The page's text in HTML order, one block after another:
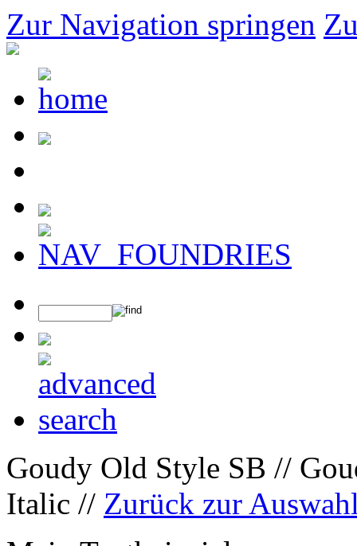
Zur Navigation springen
Goudy Old Style SB //
Italic // Zurück zur